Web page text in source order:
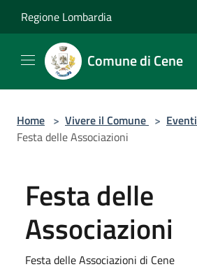
Regione Lombardia
Comune di Cene
Home > Vivere il Comune > Eventi
Festa delle Associazioni
Festa delle
Associazioni
Festa delle Associazioni di Cene